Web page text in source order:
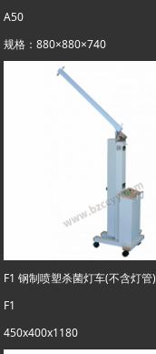
A50
规格：880×880×740
F1 钢制喷塑杀菌灯车(不含灯管)
F1
450x400x1180